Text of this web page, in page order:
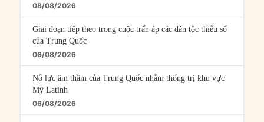
08/08/2026
Giai đoạn tiếp theo trong cuộc trấn áp các dân tộc thiểu số
của Trung Quốc
06/08/2026
Nỗ lực âm thầm của Trung Quốc nhằm thống trị khu vực
Mỹ Latinh
06/08/2026